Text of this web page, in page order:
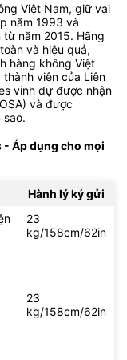
Việt Nam, giữ vai
năm 1993 và
năm 2015. Hãng
và hiệu quả,
hàng không Việt
viên của Liên
vinh dự được nhận
và được
sao.
Áp dụng cho mọi
Hành lý ký gửi
23
kg/158cm/62in
23
kg/158cm/62in